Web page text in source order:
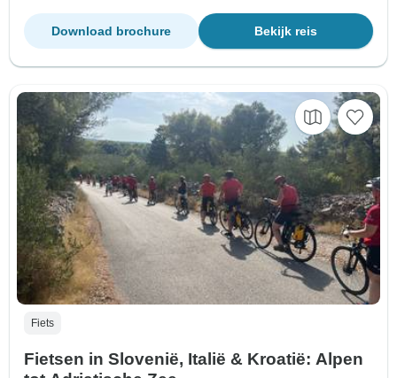
Bekijk reis
Download brochure
Fiets
Fietsen in Slovenië, Italië & Kroatië: Alpen